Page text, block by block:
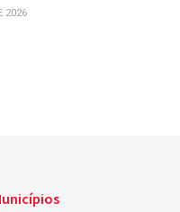
2026